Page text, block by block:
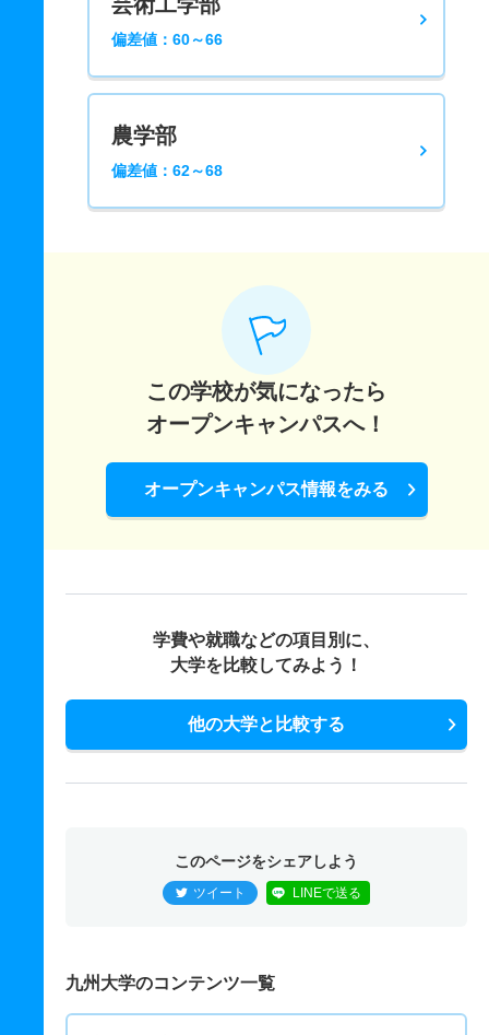
偏差値：60～66
農学部
偏差値：62～68
この学校が気になったら
オープンキャンパスへ！
オープンキャンパス情報をみる
学費や就職などの項目別に、
大学を比較してみよう！
他の大学と比較する
このページをシェアしよう
ツイート LINEで送る
九州大学のコンテンツ一覧